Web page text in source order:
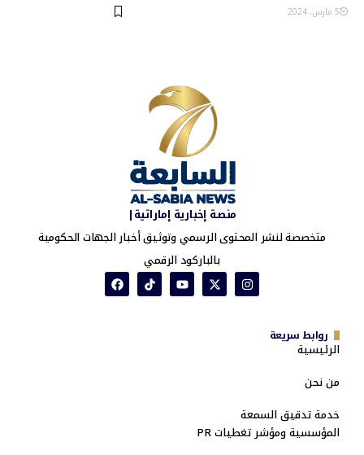
5 مارس، 2024
منصة إخبارية إماراتية|
متخصصة لنشر المحتوى الرسمي وتوثيق أخبار الجهات الحكومية
بالباركود الرقمي
روابط سريعة
الرئيسية
من نحن
خدمة تدقيق السمعة
المؤسسية ومؤشر تغطيات PR